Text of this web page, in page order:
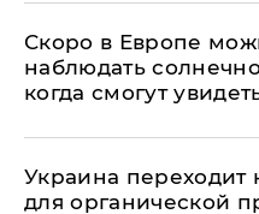
Скоро в Европе
наблюдать
когда смогут
Украина переходит
для органической